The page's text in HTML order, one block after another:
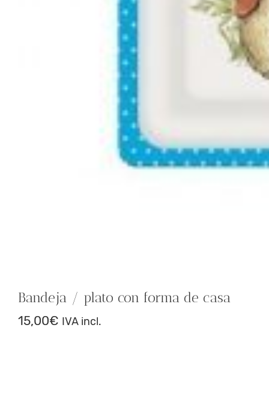
Bandeja / plato con forma de casa
15,00€ IVA incl.